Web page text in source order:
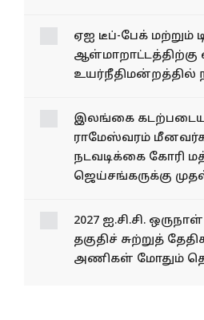
ஏஐ டீப்-பேக் மற்றும்
ஆள்மாறாட்டத்திற்கு
உயர்நீதிமன்றத்தில்
இலங்கை
ராமேஸ்வரம்
நடவடிக்கை கோரி
ஜெய்சங்கருக்கு
2027 ஐ.சி.சி.
தகுதிச் சுற்றுத்
அணிகள் மோதும்